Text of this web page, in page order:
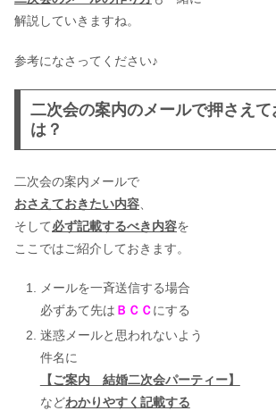
解説していきますね。
参考になさってください♪
二次会の案内のメールで押さえ
は？
二次会の案内メールで
おさえておきたい内容
そして必ず記載するべき内容を
ここではご紹介しておきます。
メールを一斉送信する場合
必ずあて先は ＢＣＣにする
迷惑メールと思われないよう
件名に
【ご案内 結婚二次会パーティー】
などわかりやすく記載する